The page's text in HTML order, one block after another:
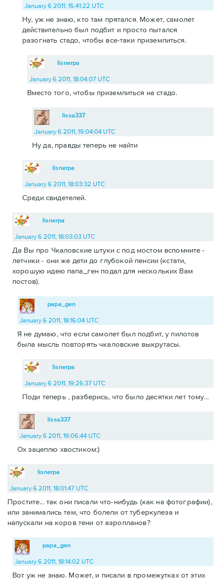
January 6 2011, 15:41:22 UTC
Ну, уж не знаю, кто там прятался. Может, самолет
действительно был подбит и просто пытался
разогнать стадо, чтобы все-таки приземлиться.
lisnerpa
January 6 2011, 18:04:07 UTC
Вместо того, чтобы приземлиться на стадо.
lissa337
January 6 2011, 19:04:04 UTC
Ну да, правды теперь не найти
lisnerpa
January 6 2011, 18:03:32 UTC
Среди свидетелей.
lisnerpa
January 6 2011, 18:03:03 UTC
Да Вы про Чкаловские штуки с под мостом вспомните -
летчики - они же дети до глубокой пенсии (кстати,
хорошую идею папа_ген подал для нескольких Вам
постов).
papa_gen
January 6 2011, 18:16:04 UTC
Я не думаю, что если самолет был подбит, у пилотов
была мысль повторять чкаловские выкрутасы.
lisnerpa
January 6 2011, 19:26:37 UTC
Поди теперь , разберись, что было десятки лет тому...
lissa337
January 6 2011, 19:06:44 UTC
Ох зацеплю хвостиком:)
lisnerpa
January 6 2011, 18:01:47 UTC
Простите... так они писали что-нибудь (как на фотографии),
или занимались тем, что болели от туберкулеза и
напускали на коров тени от аэропланов?
papa_gen
January 6 2011, 18:14:02 UTC
Вот уж не знаю. Может, и писали в промежутках от этих